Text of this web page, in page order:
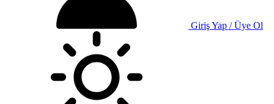
Giriş Yap / Üye Ol